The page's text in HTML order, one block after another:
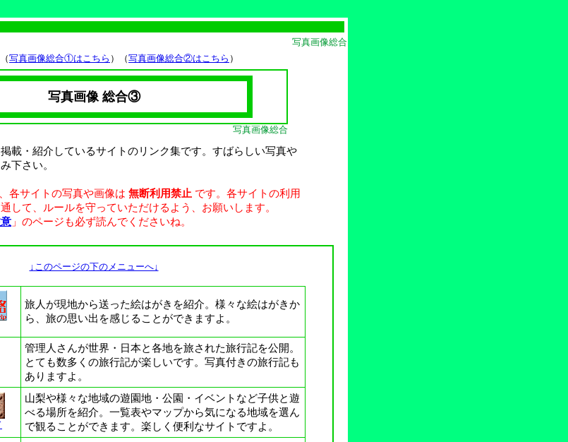
写真画像総合
写真画像総合①はこちら ）（写真画像総合②はこちら ）
写真画像 総合③
写真画像総合
載・紹介しているサイトのリンク集です。すばらしい写真や
下さい。
各サイトの写真や画像は 無断利用禁止 です。各サイトの利用
して、ルールを守っていただけるよう、お願いします。
」のページも必ず読んでくださいね。
↓このページの下のメニューへ↓
旅人が現地から送った絵はがきを紹介。様々な絵はがきか
ら、旅の思い出を感じることができますよ。
管理人さんが世界・日本と各地を旅された旅行記を公開。
とても数多くの旅行記が楽しいです。写真付きの旅行記も
ありますよ。
山梨や様々な地域の遊園地・公園・イベントなど子供と遊
べる場所を紹介。一覧表やマップから気になる地域を選ん
で観ることができます。楽しく便利なサイトですよ。